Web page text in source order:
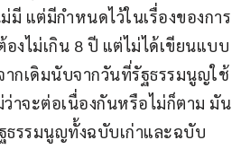
มี แต่มีกำหนดไว้ในเรื่องของการ
งไม่เกิน 8 ปี แต่ไม่ได้เขียนแบบ
กเดิมนับจากวันที่รัฐธรรมนูญใช้
าจะต่อเนื่องกันหรือไม่ก็ตาม มัน
ธรรมนูญทั้งฉบับเก่าและฉบับ